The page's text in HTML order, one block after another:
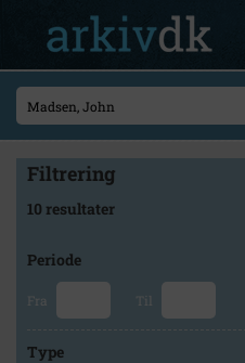
Filtrering
10 resultater
Periode
Fra Til
Type